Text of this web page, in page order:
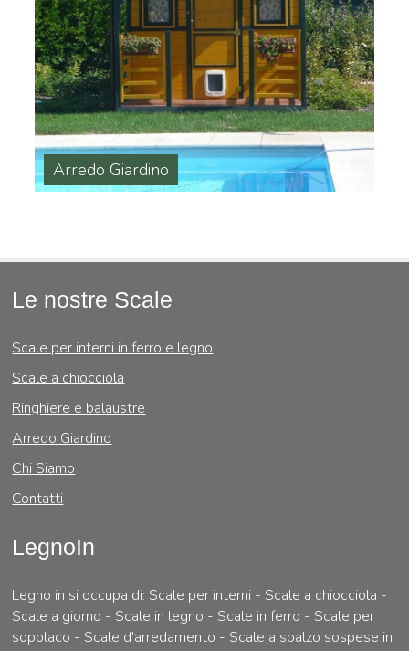
Arredo Giardino
Le nostre Scale
Scale per interni in ferro e legno
Scale a chiocciola
Ringhiere e balaustre
Arredo Giardino
Chi Siamo
Contatti
LegnoIn
Legno in si occupa di: Scale per interni - Scale a chiocciola -
Scale a giorno - Scale in legno - Scale in ferro - Scale per
sopplaco - Scale d'arredamento - Scale a sbalzo sospese in